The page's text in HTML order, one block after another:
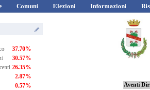
Comuni Elezioni Informazioni
37.70%
30.57%
26.35%
2.87%
0.57%
Aventi